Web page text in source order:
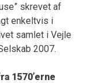
skrevet af
enkeltvis i
samlet i Vejle
2007.
1570’erne